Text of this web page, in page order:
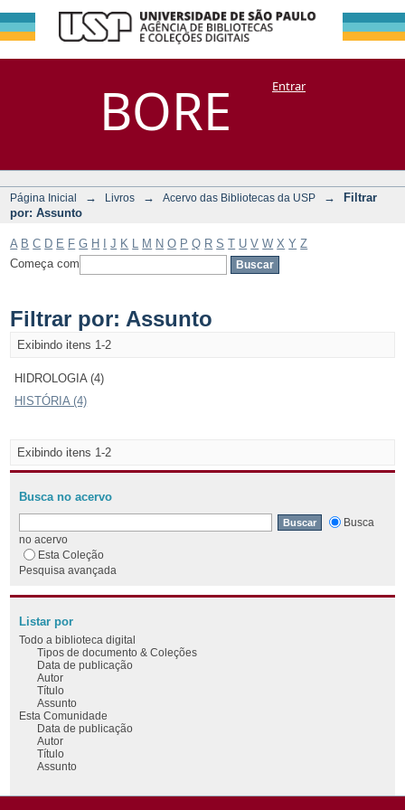
BORE
Filtrar por:
Assunto
DSpace/Manakin + CoriscoEntrar
Página Inicial → Livros → Acervo das Bibliotecas da USP →
Filtrar
por: Assunto
A B C D E F G H J K M N O P Q R S T U V W X Y Z
Começa com
Filtrar por: Assunto
Exibindo itens 1-2
HIDROLOGIA (4)
HISTÓRIA (4)
Exibindo itens 1-2
Busca no acervo
Busca
no acervo
Esta Coleção
Pesquisa avançada
Listar por
Todo a biblioteca digital
Tipos de documento & Coleções
Data de publicação
Autor
Título
Assunto
Esta Comunidade
Data de publicação
Autor
Título
Assunto